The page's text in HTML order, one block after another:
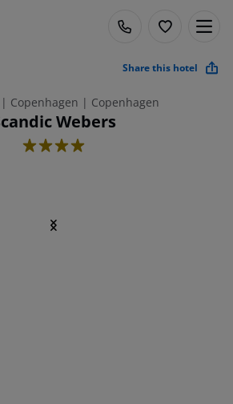
Share this hotel
Copenhagen | Copenhagen
Webers
4